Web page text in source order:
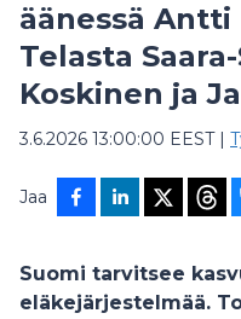
äänessä
Telasta
Koskinen ja
3.6.2026 13:00:00 EEST|
Jaa
Suomi tarvitsee
eläkejärjestelmää.